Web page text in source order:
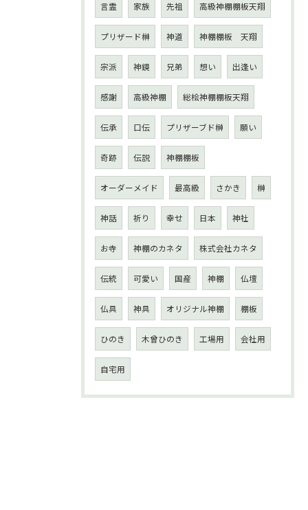
言霊 家族 先祖 高級神棚棚板天翔
プリザード榊 神道 神棚棚板 天翔
宗派 神鏡 兄弟 想い 出逢い
感謝 高級神棚 総桧神棚棚板天翔
伝承 口伝 プリザーブド榊 願い
奇跡 伝説 神棚棚板
オーダーメイド 最高級 さかき 榊
神話 祈り 幸せ 日本 神社
お寺 神棚のカネタ 株式会社カネタ
伝統 可愛い 国産 神棚 仏壇
仏具 神具 オリジナル神棚 棚板
ひのき 木曾ひのき 工場用 会社用
自宅用